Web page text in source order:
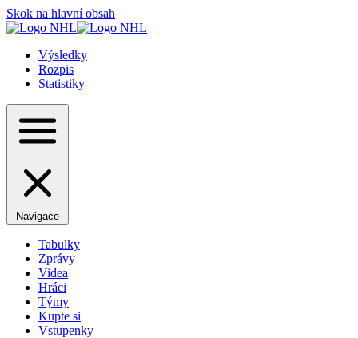
Skok na hlavní obsah
Výsledky
Rozpis
Statistiky
Navigace
Tabulky
Zprávy
Videa
Hráci
Týmy
Kupte si
Vstupenky